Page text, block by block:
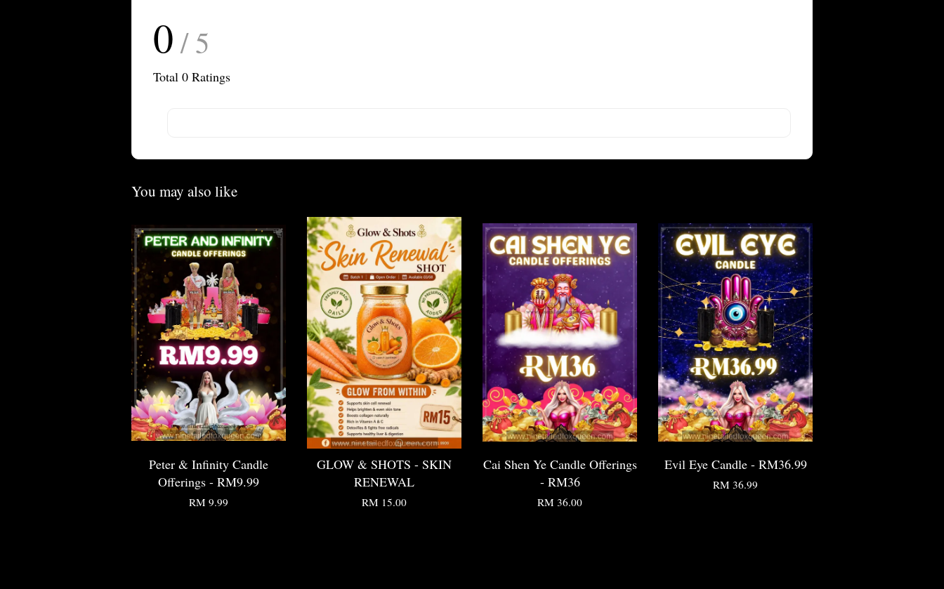
0 / 5
Total 0 Ratings
You may also like
Peter & Infinity Candle
Offerings - RM9.99
RM 9.99
GLOW & SHOTS - SKIN
RENEWAL
RM 15.00
Cai Shen Ye Candle Offerings
- RM36
RM 36.00
Evil Eye Candle - RM36.99
RM 36.99